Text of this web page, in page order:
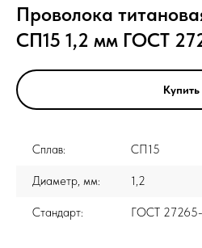
Проволока
СП15 1,2 мм ГОСТ
Купить
Сплав: СП15
Диаметр, мм: 1,2
Стандарт: ГОСТ